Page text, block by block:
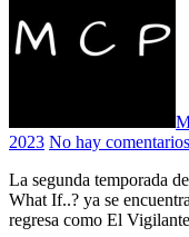
2023 No hay comentarios
La segunda temporada de la serie de animación de Marvel Studios
What If..? ya se
regresa como El